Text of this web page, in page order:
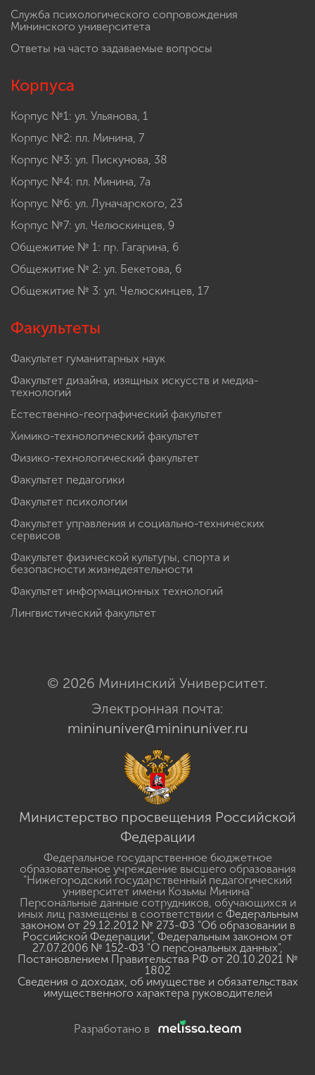
Служба психологического сопровождения
Мининского университета
Ответы на часто задаваемые вопросы
Корпуса
Корпус №1: ул. Ульянова, 1
Корпус №2: пл. Минина, 7
Корпус №3: ул. Пискунова, 38
Корпус №4: пл. Минина, 7а
Корпус №6: ул. Луначарского, 23
Корпус №7: ул. Челюскинцев, 9
Общежитие № 1: пр. Гагарина, 6
Общежитие № 2: ул. Бекетова, 6
Общежитие № 3: ул. Челюскинцев, 17
Факультеты
Факультет гуманитарных наук
Факультет дизайна, изящных искусств и медиа-
технологий
Естественно-географический факультет
Химико-технологический факультет
Физико-технологический факультет
Факультет педагогики
Факультет психологии
Факультет управления и социально-технических
сервисов
Факультет физической культуры, спорта и
безопасности жизнедеятельности
Факультет информационных технологий
Лингвистический факультет
© 2026 Мининский Университет.
Электронная почта:
mininuniver@mininuniver.ru
Министерство просвещения Российской
Федерации
Федеральное государственное бюджетное
образовательное учреждение высшего образования
"Нижегородский государственный педагогический
университет имени Козьмы Минина"
Персональные данные сотрудников, обучающихся и
иных лиц размещены в соответствии с Федеральным
законом от 29.12.2012 № 273-ФЗ "Об образовании в
Российской Федерации", Федеральным законом от
27.07.2006 № 152-ФЗ "О персональных данных",
Постановлением Правительства РФ от 20.10.2021 №
1802
Сведения о доходах, об имуществе и обязательствах
имущественного характера руководителей
Разработано в